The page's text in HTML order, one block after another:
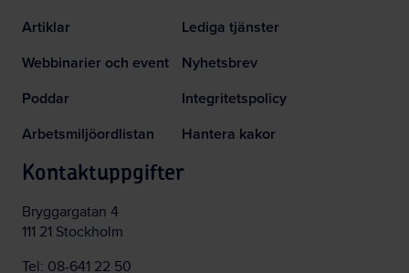
Artiklar
Webbinarier och event
Poddar
Arbetsmiljöordlistan
Lediga tjänster
Nyhetsbrev
Integritetspolicy
Hantera kakor
Kontaktuppgifter
Bryggargatan 4
111 21 Stockholm
Tel: 08-641 22 50